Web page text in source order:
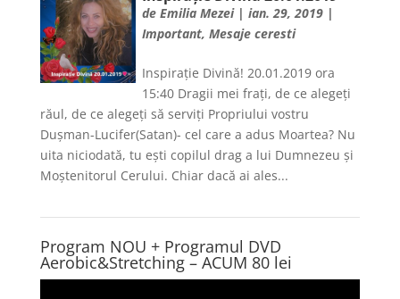
deEmilia Mezei|ian. 29, 2019 |
Important,Mesaje ceresti
Inspiraţie Divină! 20.01.2019 ora
15:40 Dragii mei fraţi, de ce alegeţi
răul, de ce alegeţi să serviţi Propriului vostru
Duşman-Lucifer(Satan)- cel care a adus Moartea? Nu
uita niciodată, tu eşti copilul drag a lui Dumnezeu şi
Moştenitorul Cerului. Chiar dacă ai ales...
Program NOU + Programul DVD
Aerobic&Stretching – ACUM 80 lei